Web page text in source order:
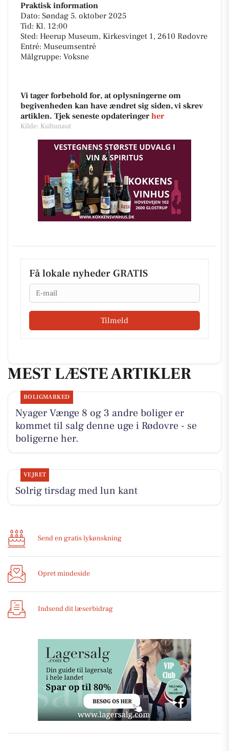
Praktisk information
Dato: Søndag 5. oktober 2025
Tid: Kl. 12:00
Sted: Heerup Museum, Kirkesvinget 1, 2610 Rødovre
Entré: Museumsentré
Målgruppe: Voksne
Vi tager forbehold for, at oplysningerne om
begivenheden kan have ændret sig siden, vi skrev
artiklen. Tjek seneste opdateringer her
Kilde: Kultunaut
Få lokale nyheder GRATIS
Email
Tilmeld
MEST LÆSTE ARTIKLER
BOLIGMARKED
Nyager Vænge 8 og 3 andre boliger er
kommet til salg denne uge i Rødovre - se
boligerne her.
VEJRET
Solrig tirsdag med lun kant
Send en gratis lykønskning
Opret mindeside
Indsend dit læserbidrag